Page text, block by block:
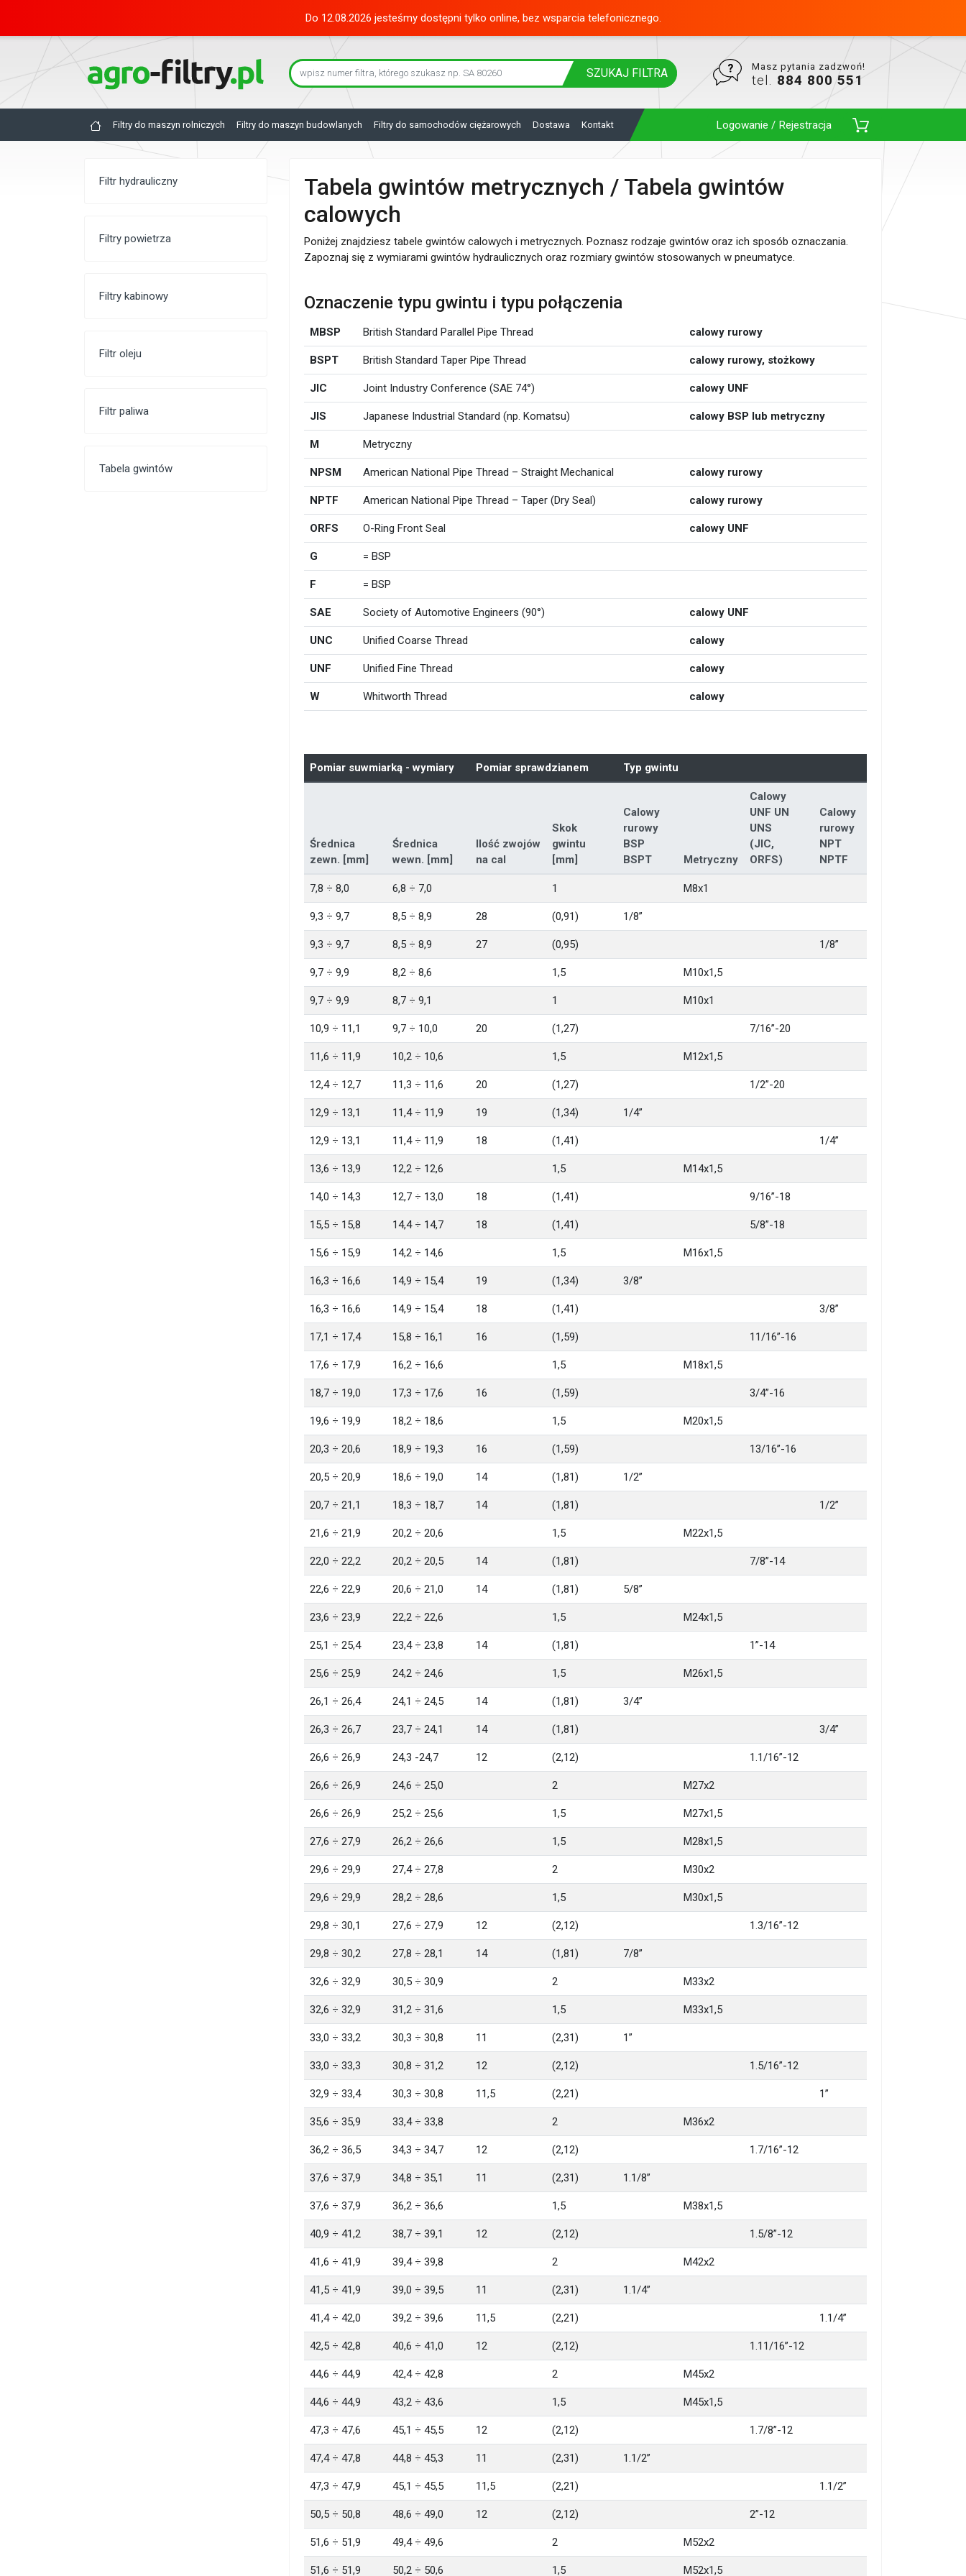
Do 12.08.2026 jesteśmy dostępni tylko online, bez wsparcia telefonicznego.
SZUKAJ FILTRA Masz pytania zadzwoń!
tel. 884 800 551
Filtry do maszyn rolniczych Filtry do maszyn budowlanych Filtry do samochodów ciężarowych Dostawa Kontakt Logowanie / Rejestracja
Toggle Dropdown
Filtr hydrauliczny
Filtry powietrza
Filtry kabinowy
Filtr oleju
Filtr paliwa
Tabela gwintów
Tabela gwintów metrycznych / Tabela gwintów
calowych
Poniżej znajdziesz tabele gwintów calowych i metrycznych. Poznasz rodzaje gwintów oraz ich sposób oznaczania.
Zapoznaj się z wymiarami gwintów hydraulicznych oraz rozmiary gwintów stosowanych w pneumatyce.
Oznaczenie typu gwintu i typu połączenia
MBSP British Standard Parallel Pipe Thread calowy rurowy
BSPT British Standard Taper Pipe Thread calowy rurowy, stożkowy
JIC Joint Industry Conference (SAE 74°) calowy UNF
JIS Japanese Industrial Standard (np. Komatsu) calowy BSP lub metryczny
M Metryczny
NPSM American National Pipe Thread – Straight Mechanical calowy rurowy
NPTF American National Pipe Thread – Taper (Dry Seal) calowy rurowy
ORFS O-Ring Front Seal calowy UNF
G = BSP
F = BSP
SAE Society of Automotive Engineers (90°) calowy UNF
UNC Unified Coarse Thread calowy
UNF Unified Fine Thread calowy
W Whitworth Thread calowy
Pomiar suwmiarką - wymiary Pomiar sprawdzianem Typ gwintu
Średnica
zewn. [mm]
Średnica
wewn. [mm]
Ilość zwojów
na cal
Skok
gwintu
[mm]
Calowy
rurowy
BSP
BSPT
Metryczny
Calowy
UNF UN
UNS
(JIC,
ORFS)
Calowy
rurowy
NPT
NPTF
7,8 ÷ 8,0 6,8 ÷ 7,0 1 M8x1
9,3 ÷ 9,7 8,5 ÷ 8,9 28 (0,91) 1/8”
9,3 ÷ 9,7 8,5 ÷ 8,9 27 (0,95) 1/8”
9,7 ÷ 9,9 8,2 ÷ 8,6 1,5 M10x1,5
9,7 ÷ 9,9 8,7 ÷ 9,1 1 M10x1
10,9 ÷ 11,1 9,7 ÷ 10,0 20 (1,27) 7/16”-20
11,6 ÷ 11,9 10,2 ÷ 10,6 1,5 M12x1,5
12,4 ÷ 12,7 11,3 ÷ 11,6 20 (1,27) 1/2”-20
12,9 ÷ 13,1 11,4 ÷ 11,9 19 (1,34) 1/4”
12,9 ÷ 13,1 11,4 ÷ 11,9 18 (1,41) 1/4”
13,6 ÷ 13,9 12,2 ÷ 12,6 1,5 M14x1,5
14,0 ÷ 14,3 12,7 ÷ 13,0 18 (1,41) 9/16”-18
15,5 ÷ 15,8 14,4 ÷ 14,7 18 (1,41) 5/8”-18
15,6 ÷ 15,9 14,2 ÷ 14,6 1,5 M16x1,5
16,3 ÷ 16,6 14,9 ÷ 15,4 19 (1,34) 3/8”
16,3 ÷ 16,6 14,9 ÷ 15,4 18 (1,41) 3/8”
17,1 ÷ 17,4 15,8 ÷ 16,1 16 (1,59) 11/16”-16
17,6 ÷ 17,9 16,2 ÷ 16,6 1,5 M18x1,5
18,7 ÷ 19,0 17,3 ÷ 17,6 16 (1,59) 3/4”-16
19,6 ÷ 19,9 18,2 ÷ 18,6 1,5 M20x1,5
20,3 ÷ 20,6 18,9 ÷ 19,3 16 (1,59) 13/16”-16
20,5 ÷ 20,9 18,6 ÷ 19,0 14 (1,81) 1/2”
20,7 ÷ 21,1 18,3 ÷ 18,7 14 (1,81) 1/2”
21,6 ÷ 21,9 20,2 ÷ 20,6 1,5 M22x1,5
22,0 ÷ 22,2 20,2 ÷ 20,5 14 (1,81) 7/8”-14
22,6 ÷ 22,9 20,6 ÷ 21,0 14 (1,81) 5/8”
23,6 ÷ 23,9 22,2 ÷ 22,6 1,5 M24x1,5
25,1 ÷ 25,4 23,4 ÷ 23,8 14 (1,81) 1”-14
25,6 ÷ 25,9 24,2 ÷ 24,6 1,5 M26x1,5
26,1 ÷ 26,4 24,1 ÷ 24,5 14 (1,81) 3/4”
26,3 ÷ 26,7 23,7 ÷ 24,1 14 (1,81) 3/4”
26,6 ÷ 26,9 24,3 -24,7 12 (2,12) 1.1/16”-12
26,6 ÷ 26,9 24,6 ÷ 25,0 2 M27x2
26,6 ÷ 26,9 25,2 ÷ 25,6 1,5 M27x1,5
27,6 ÷ 27,9 26,2 ÷ 26,6 1,5 M28x1,5
29,6 ÷ 29,9 27,4 ÷ 27,8 2 M30x2
29,6 ÷ 29,9 28,2 ÷ 28,6 1,5 M30x1,5
29,8 ÷ 30,1 27,6 ÷ 27,9 12 (2,12) 1.3/16”-12
29,8 ÷ 30,2 27,8 ÷ 28,1 14 (1,81) 7/8”
32,6 ÷ 32,9 30,5 ÷ 30,9 2 M33x2
32,6 ÷ 32,9 31,2 ÷ 31,6 1,5 M33x1,5
33,0 ÷ 33,2 30,3 ÷ 30,8 11 (2,31) 1”
33,0 ÷ 33,3 30,8 ÷ 31,2 12 (2,12) 1.5/16”-12
32,9 ÷ 33,4 30,3 ÷ 30,8 11,5 (2,21) 1”
35,6 ÷ 35,9 33,4 ÷ 33,8 2 M36x2
36,2 ÷ 36,5 34,3 ÷ 34,7 12 (2,12) 1.7/16”-12
37,6 ÷ 37,9 34,8 ÷ 35,1 11 (2,31) 1.1/8”
37,6 ÷ 37,9 36,2 ÷ 36,6 1,5 M38x1,5
40,9 ÷ 41,2 38,7 ÷ 39,1 12 (2,12) 1.5/8”-12
41,6 ÷ 41,9 39,4 ÷ 39,8 2 M42x2
41,5 ÷ 41,9 39,0 ÷ 39,5 11 (2,31) 1.1/4”
41,4 ÷ 42,0 39,2 ÷ 39,6 11,5 (2,21) 1.1/4”
42,5 ÷ 42,8 40,6 ÷ 41,0 12 (2,12) 1.11/16”-12
44,6 ÷ 44,9 42,4 ÷ 42,8 2 M45x2
44,6 ÷ 44,9 43,2 ÷ 43,6 1,5 M45x1,5
47,3 ÷ 47,6 45,1 ÷ 45,5 12 (2,12) 1.7/8”-12
47,4 ÷ 47,8 44,8 ÷ 45,3 11 (2,31) 1.1/2”
47,3 ÷ 47,9 45,1 ÷ 45,5 11,5 (2,21) 1.1/2”
50,5 ÷ 50,8 48,6 ÷ 49,0 12 (2,12) 2”-12
51,6 ÷ 51,9 49,4 ÷ 49,6 2 M52x2
51,6 ÷ 51,9 50,2 ÷ 50,6 1,5 M52x1,5